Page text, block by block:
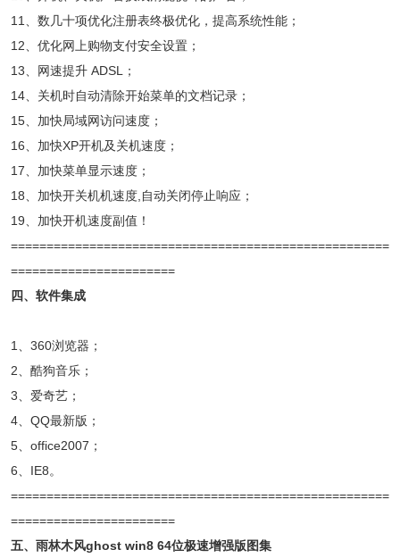
11、数几十项优化注册表终极优化，提高系统性能；
12、优化网上购物支付安全设置；
13、网速提升 ADSL；
14、关机时自动清除开始菜单的文档记录；
15、加快局域网访问速度；
16、加快XP开机及关机速度；
17、加快菜单显示速度；
18、加快开关机机速度,自动关闭停止响应；
19、加快开机速度副值！
=====================================================
=======================
四、软件集成
1、360浏览器；
2、酷狗音乐；
3、爱奇艺；
4、QQ最新版；
5、office2007；
6、IE8。
=====================================================
=======================
五、雨林木风ghost win8 64位极速增强版图集